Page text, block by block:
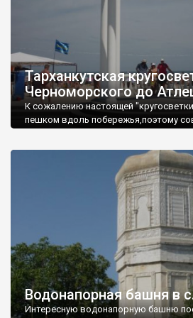
Тарханкутская
Черноморского до
К сожалению настоящей
пешком вдоль побережья,поэтому
Водонапорная башня в
Интересную водонапорную башню